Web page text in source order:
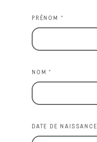
PRÉNOM *
NOM *
DATE DE NAISSANCE